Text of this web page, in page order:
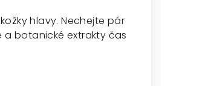
hlavy. Nechejte pár
a botanické extrakty čas